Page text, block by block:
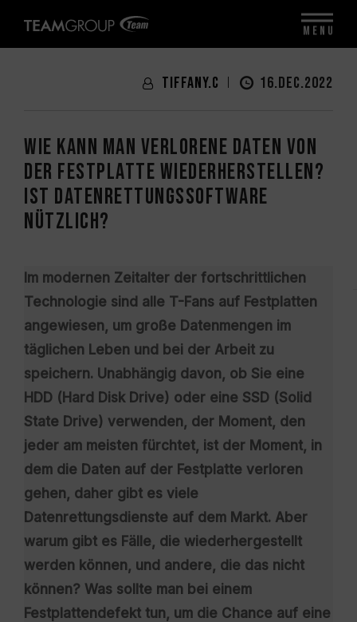
Tiffany.C 16.DEC.2022
Wie kann man verlorene Daten von
der Festplatte wiederherstellen?
Ist Datenrettungssoftware
nützlich?
Im modernen Zeitalter der fortschrittlichen
Technologie sind alle T-Fans auf Festplatten
angewiesen, um große Datenmengen im
täglichen Leben und bei der Arbeit zu
speichern. Unabhängig davon, ob Sie eine
HDD (Hard Disk Drive) oder eine SSD (Solid
State Drive) verwenden, der Moment, den
jeder am meisten fürchtet, ist der Moment, in
dem die Daten auf der Festplatte verloren
gehen, daher gibt es viele
Datenrettungsdienste auf dem Markt. Aber
warum gibt es Fälle, die wiederhergestellt
werden können, und andere, die das nicht
können? Was sollte man bei einem
Festplattendefekt tun, um die Chance auf eine
MENU